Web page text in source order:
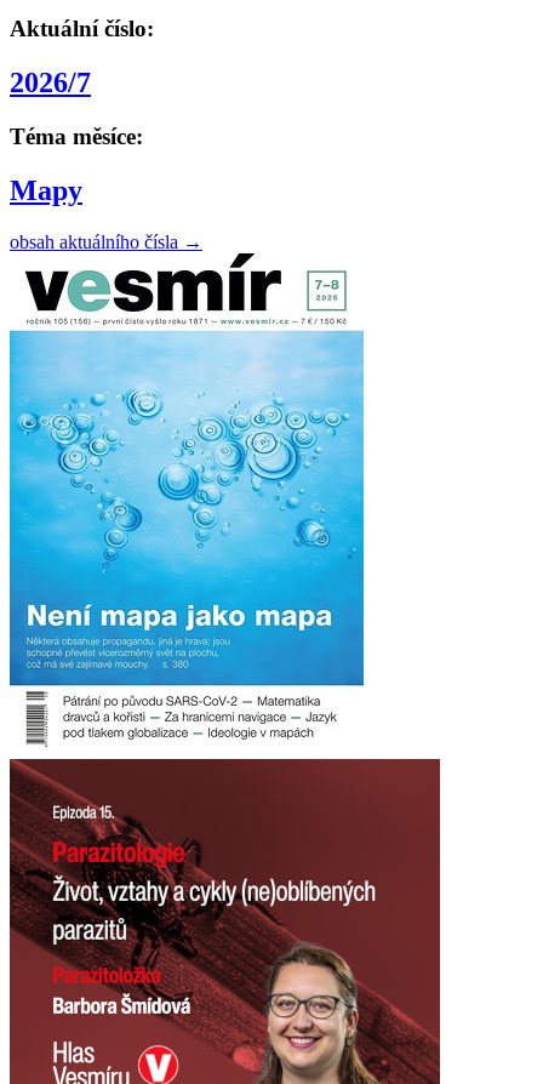
Aktuální číslo:
2026/7
Téma měsíce:
Mapy
obsah aktuálního čísla →